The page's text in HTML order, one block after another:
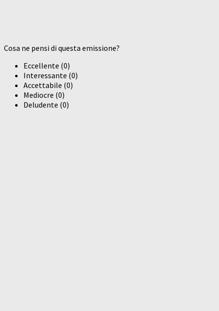
Cosa ne pensi di questa emissione?
Eccellente (0)
Interessante (0)
Accettabile (0)
Mediocre (0)
Deludente (0)